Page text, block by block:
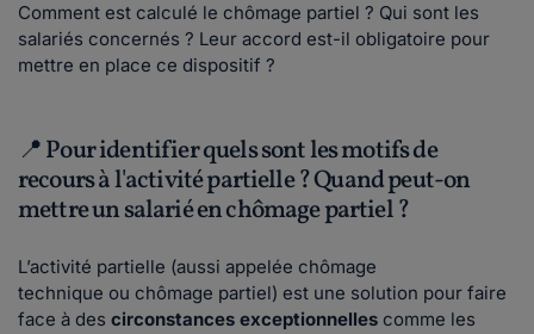
Comment est calculé le chômage partiel ? Qui sont les
salariés concernés ? Leur accord est-il obligatoire pour
mettre en place ce dispositif ?
📍 Pour identifier quels sont les motifs de
recours à l'activité partielle ? Quand peut-on
mettre un salarié en chômage partiel ?
L’activité partielle (aussi appelée chômage
technique ou chômage partiel) est une solution pour faire
face à des circonstances exceptionnelles comme les